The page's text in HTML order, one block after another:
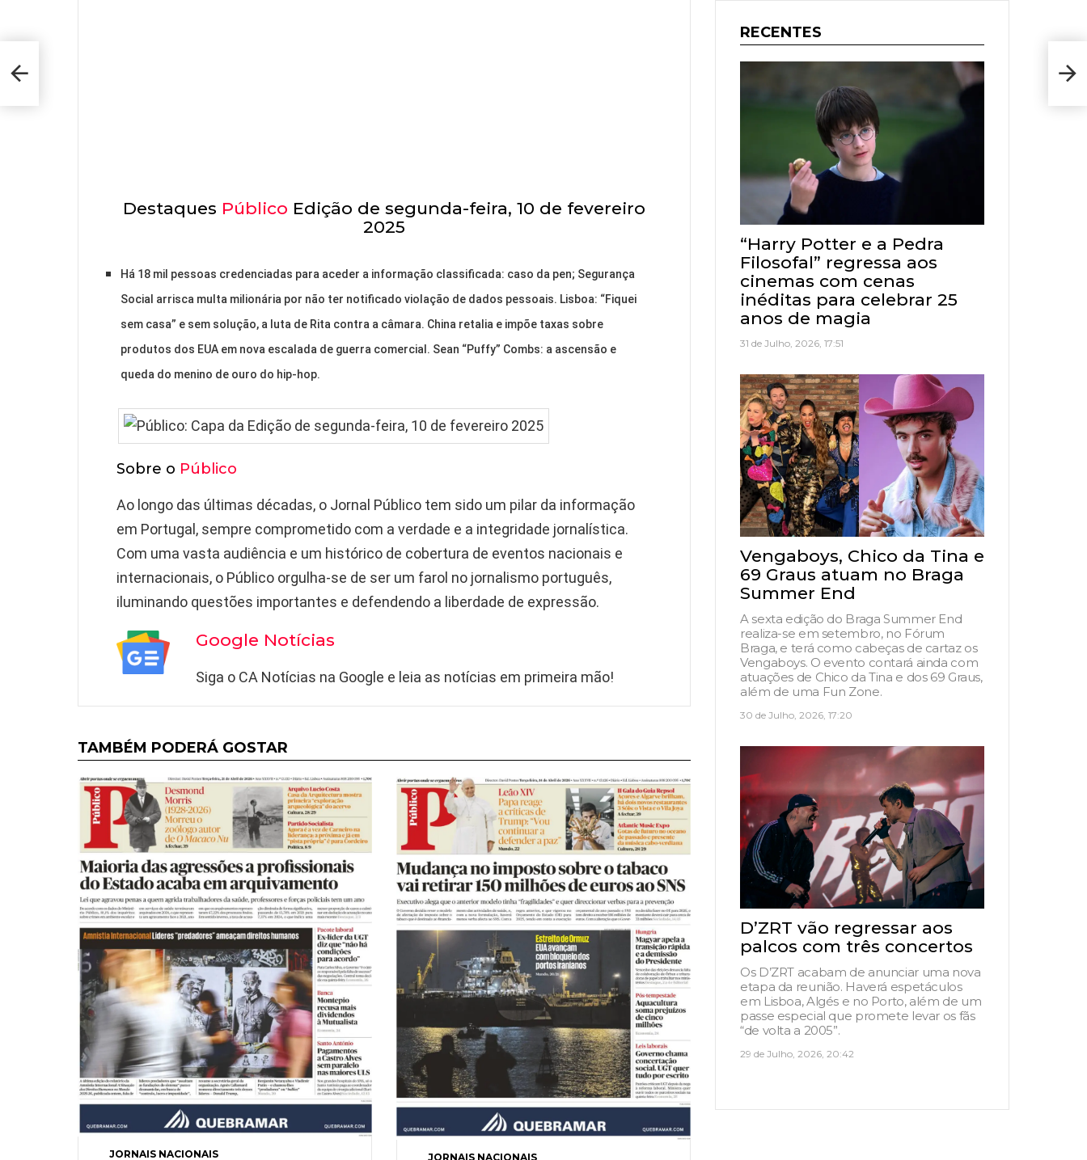
Destaques Público Edição de segunda-feira, 10 de fevereiro
2025
Há 18 mil pessoas credenciadas para aceder a informação classificada: caso da pen; Segurança
Social arrisca multa milionária por não ter notificado violação de dados pessoais. Lisboa: “Fiquei
sem casa” e sem solução, a luta de Rita contra a câmara. China retalia e impõe taxas sobre
produtos dos EUA em nova escalada de guerra comercial. Sean “Puffy” Combs: a ascensão e
queda do menino de ouro do hip-hop.
Sobre o Público
Ao longo das últimas décadas, o Jornal Público tem sido um pilar da informação
em Portugal, sempre comprometido com a verdade e a integridade jornalística.
Com uma vasta audiência e um histórico de cobertura de eventos nacionais e
internacionais, o Público orgulha-se de ser um farol no jornalismo português,
iluminando questões importantes e defendendo a liberdade de expressão.
Google Notícias
Siga o CA Notícias na Google e leia as notícias em primeira mão!
TAMBÉM PODERÁ GOSTAR
JORNAIS NACIONAIS JORNAIS NACIONAIS
RECENTES
“Harry Potter e a Pedra
Filosofal” regressa aos
cinemas com cenas
inéditas para celebrar 25
anos de magia
31 de Julho, 2026, 17:51
Vengaboys, Chico da Tina e
69 Graus atuam no Braga
Summer End
A sexta edição do Braga Summer End
realiza-se em setembro, no Fórum
Braga, e terá como cabeças de cartaz os
Vengaboys. O evento contará ainda com
atuações de Chico da Tina e dos 69 Graus,
além de uma Fun Zone.
30 de Julho, 2026, 17:20
D’ZRT vão regressar aos
palcos com três concertos
Os D’ZRT acabam de anunciar uma nova
etapa da reunião. Haverá espetáculos
em Lisboa, Algés e no Porto, além de um
passe especial que promete levar os fãs
“de volta a 2005”.
29 de Julho, 2026, 20:42